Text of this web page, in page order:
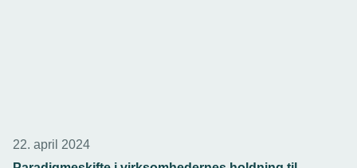
22. april 2024